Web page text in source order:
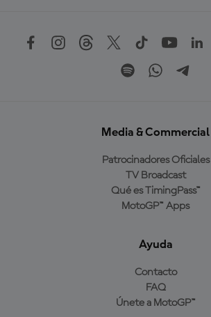
Media & Commercial
Patrocinadores Oficiales
TV Broadcast
Qué es TimingPass™
MotoGP™ Apps
Ayuda
Contacto
FAQ
Únete a MotoGP™